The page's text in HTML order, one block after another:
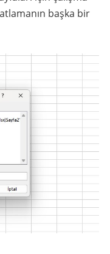
başka bir